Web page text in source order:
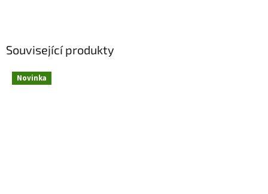
Související produkty
Novinka